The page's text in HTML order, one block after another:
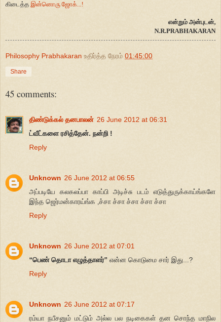
கிடைத்த இன்னொரு ஜோக்...!
என்றும் அன்புடன்,
N.R.PRABHAKARAN
Philosophy Prabhakaran உதிர்த்த நேரம் 01:45:00
Share
45 comments:
திண்டுக்கல் தனபாலன் 26 June 2012 at 06:31
ட்வீட்களை ரசித்தேன். நன்றி !
Reply
Unknown 26 June 2012 at 06:55
அப்படியே கலகலப்பா காப்பி அடிச்சு படம் எடுத்துருக்காய்ங்களே
இந்த ஜெர்மன்காரய்ங்க ,ச்சா ச்சா ச்சா ச்சா ச்சா
Reply
Unknown 26 June 2012 at 07:01
“பெண் தொடா எழுத்தாளர்” என்ன கொடுமை சார் இது...?
Reply
Unknown 26 June 2012 at 07:17
ரம்யா நபீசனும் மட்டும் அல்ல பல நடிகைகள் தன சொந்த மாநில